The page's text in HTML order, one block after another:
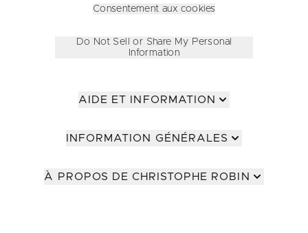
Consentement aux cookies
Do Not Sell or Share My Personal
Information
AIDE ET INFORMATION
INFORMATION GÉNÉRALES
À PROPOS DE CHRISTOPHE ROBIN